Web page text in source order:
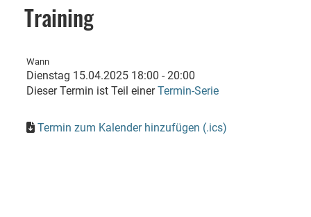
Training
Wann
Dienstag 15.04.2025 18:00 - 20:00
Dieser Termin ist Teil einerTermin-Serie
Termin zum Kalender hinzufügen (.ics)